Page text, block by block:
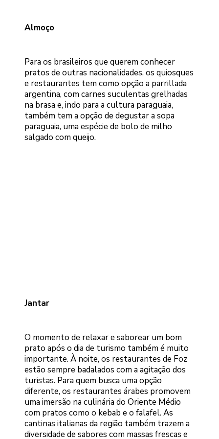
Almoço
Para os brasileiros que querem conhecer
pratos de outras nacionalidades, os quiosques
e restaurantes tem como opção a parrillada
argentina, com carnes suculentas grelhadas
na brasa e, indo para a cultura paraguaia,
também tem a opção de degustar a sopa
paraguaia, uma espécie de bolo de milho
salgado com queijo.
Jantar
O momento de relaxar e saborear um bom
prato após o dia de turismo também é muito
importante. À noite, os restaurantes de Foz
estão sempre badalados com a agitação dos
turistas. Para quem busca uma opção
diferente, os restaurantes árabes promovem
uma imersão na culinária do Oriente Médio
com pratos como o kebab e o falafel. As
cantinas italianas da região também trazem a
diversidade de sabores com massas frescas e